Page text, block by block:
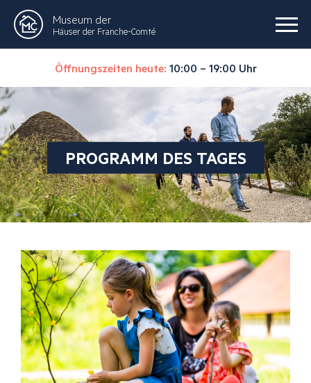
Museum der
Häuser der Franche-Comté
Öffnungszeiten heute: 10:00 – 19:00 Uhr
PROGRAMM DES TAGES